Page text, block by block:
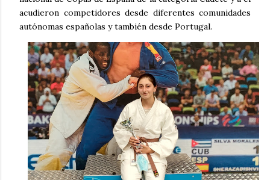
acudieron competidores desde diferentes comunidades
autónomas españolas y también desde Portugal.